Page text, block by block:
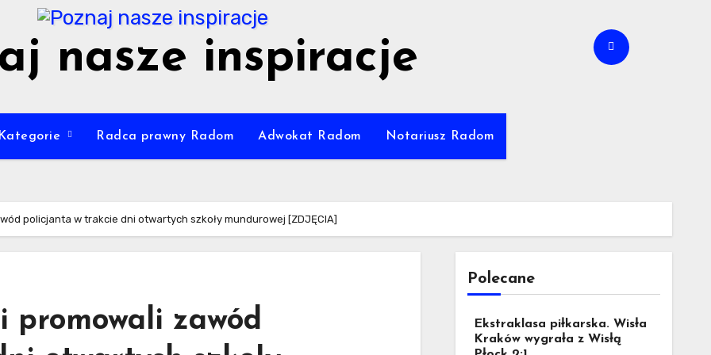
nasze inspiracje
Kategorie Radca prawny Radom Adwokat Radom Notariusz Radom
policjanta w trakcie dni otwartych szkoły mundurowej [ZDJĘCIA]
promowali zawód
Polecane
Ekstraklasa piłkarska. Wisła
Kraków wygrała z Wisłą